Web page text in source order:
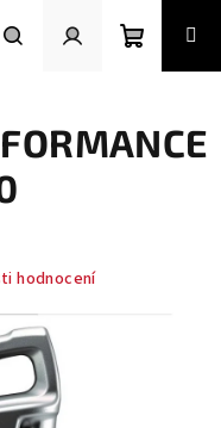
Nákupní
košík
hodnocení